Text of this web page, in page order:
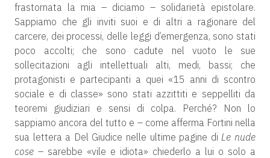
frastornata la mia – diciamo – solidarietà epistolare.
Sappiamo che gli inviti suoi e di altri a ragionare del
carcere, dei processi, delle leggi d’emergenza, sono stati
poco accolti; che sono cadute nel vuoto le sue
sollecitazioni agli intellettuali alti, medi, bassi; che
protagonisti e partecipanti a quei «15 anni di scontro
sociale e di classe» sono stati azzittiti e seppelliti da
teoremi giudiziari e sensi di colpa. Perché? Non lo
sappiamo ancora del tutto e – come afferma Fortini nella
sua lettera a Del Giudice nelle ultime pagine diLe nude
cose – sarebbe «vile e idiota» chiederlo a lui o solo a